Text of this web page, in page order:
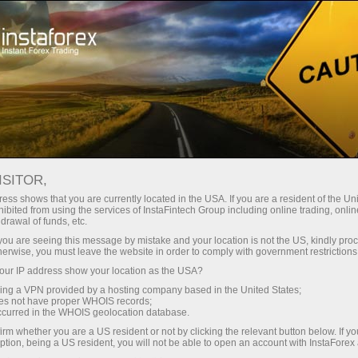
InstaForex-এর সাথে থেকে আপনি সত্যিকারের
লিভারেজ, মার্কেটের সেরা স্প্রেড ও কমিশন এবং
স্টক ও ইনডেক্স ট্রেডিংয়ের জন্য সুবিধাজনক
শর্তাবলী।
স্বল্প
প্রতিটি ডিপোজিটে
30% বোনাস
গতির
পরিচয় ট্রেডিংয়ে এবং হাইওয়েতে পাওয়া যায়
shows that you are currently located in the USA. If you are a resident of the
from using the services of InstaFintech Group including online trading,
of funds, etc.
are seeing this message by mistake and your location is not the US, kindly
you must leave the website in order to comply with government
IP address show your location as the USA?
a VPN provided by a hosting company based in the United States;
not have proper WHOIS records;
in the WHOIS geolocation database.
whether you are a US resident or not by clicking the relevant button below. If
being a US resident, you will not be able to open an account with InstaForex